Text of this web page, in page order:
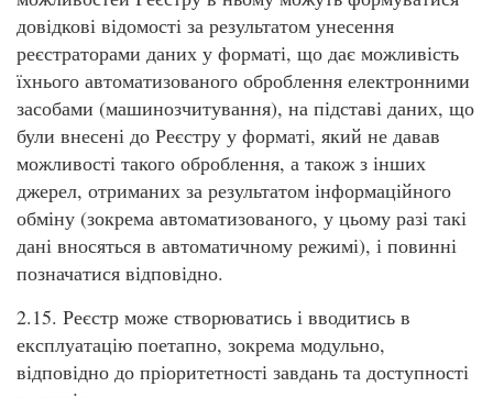
довідкові відомості за результатом унесення
реєстраторами даних у форматі, що дає можливість
їхнього автоматизованого оброблення електронними
засобами (машинозчитування), на підставі даних, що
були внесені до Реєстру у форматі, який не давав
можливості такого оброблення, а також з інших
джерел, отриманих за результатом інформаційного
обміну (зокрема автоматизованого, у цьому разі такі
дані вносяться в автоматичному режимі), і повинні
позначатися відповідно.
2.15. Реєстр може створюватись і вводитись в
експлуатацію поетапно, зокрема модульно,
відповідно до пріоритетності завдань та доступності